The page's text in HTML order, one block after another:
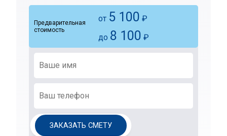
Предварительная
стоимость
от 5 100 ₽
до 8 100 ₽
ЗАКАЗАТЬ СМЕТУ